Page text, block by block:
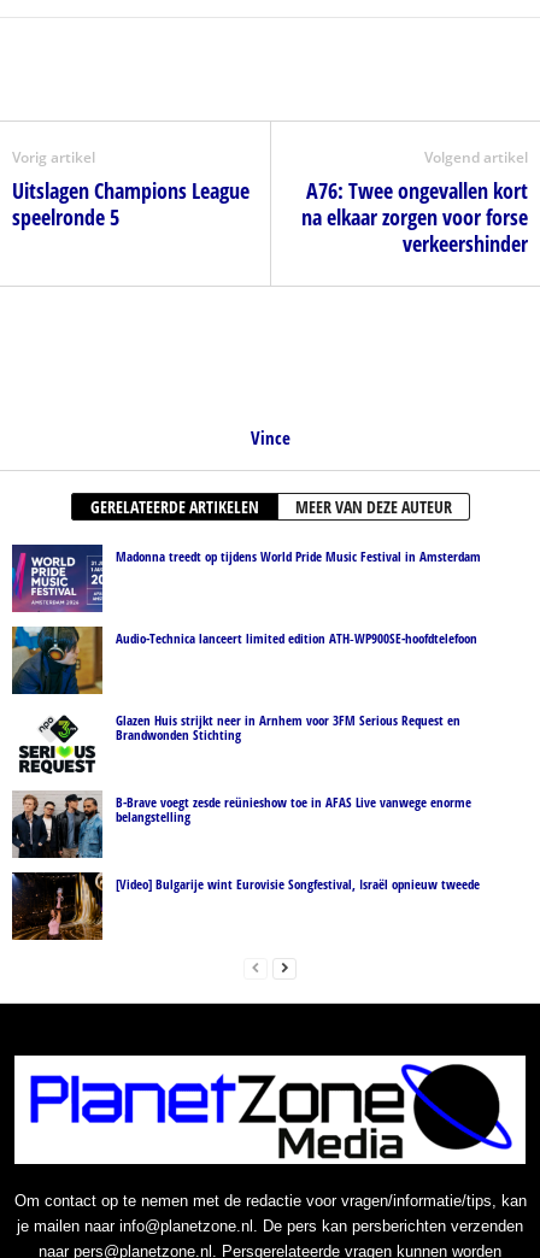
Vorig artikel
Uitslagen Champions League
speelronde 5
Volgend artikel
A76: Twee ongevallen kort
na elkaar zorgen voor forse
verkeershinder
Vince
GERELATEERDE ARTIKELEN MEER VAN DEZE AUTEUR
Madonna treedt op tijdens World Pride Music Festival in Amsterdam
Audio-Technica lanceert limited edition ATH‑WP900SE-hoofdtelefoon
Glazen Huis strijkt neer in Arnhem voor 3FM Serious Request en
Brandwonden Stichting
B-Brave voegt zesde reünieshow toe in AFAS Live vanwege enorme
belangstelling
[Video] Bulgarije wint Eurovisie Songfestival, Israël opnieuw tweede
Om contact op te nemen met de redactie voor vragen/informatie/tips, kan
je mailen naar info@planetzone.nl. De pers kan persberichten verzenden
naar pers@planetzone.nl. Persgerelateerde vragen kunnen worden